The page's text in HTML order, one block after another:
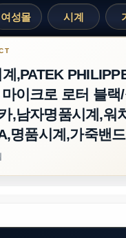
여성몰 시계
,PATEK
이크로 로터 블랙
,남자명품시계,워
명품시계,가죽밴